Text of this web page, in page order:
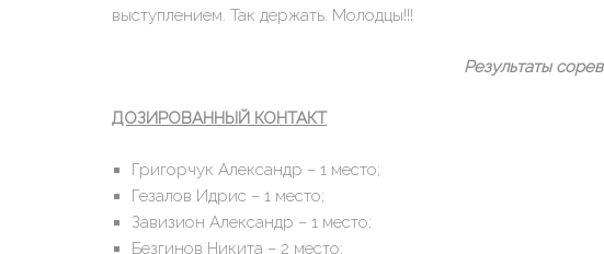
выступлением. Так держать. Молодцы!!!
Результаты
ДОЗИРОВАННЫЙ КОНТАКТ
Григорчук Александр – 1 место;
Гезалов Идрис – 1 место;
Завизион Александр – 1 место;
Безгинов Никита – 2 место;